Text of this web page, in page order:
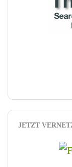
JETZT